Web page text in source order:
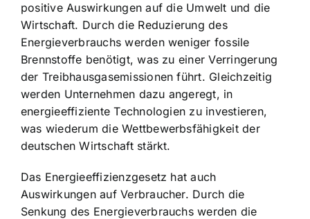
positive Auswirkungen auf die Umwelt und die
Wirtschaft. Durch die Reduzierung des
Energieverbrauchs werden weniger fossile
Brennstoffe benötigt, was zu einer Verringerung
der Treibhausgasemissionen führt. Gleichzeitig
werden Unternehmen dazu angeregt, in
energieeffiziente Technologien zu investieren,
was wiederum die Wettbewerbsfähigkeit der
deutschen Wirtschaft stärkt.
Das Energieeffizienzgesetz hat auch
Auswirkungen auf Verbraucher. Durch die
Senkung des Energieverbrauchs werden die